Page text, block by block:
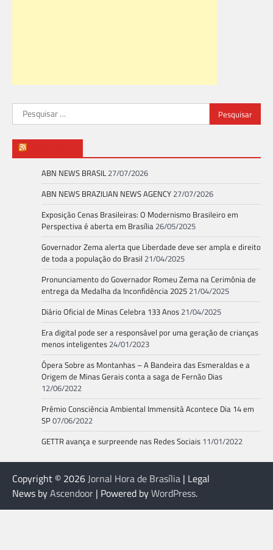
Pesquisar
por:
ABN NEWS BRASIL 27/07/2026
ABN NEWS BRAZILIAN NEWS AGENCY 27/07/2026
Exposição Cenas Brasileiras: O Modernismo Brasileiro em
Perspectiva é aberta em Brasília 26/05/2025
Governador Zema alerta que Liberdade deve ser ampla e direito
de toda a população do Brasil 21/04/2025
Pronunciamento do Governador Romeu Zema na Cerimônia de
entrega da Medalha da Inconfidência 2025 21/04/2025
Diário Oficial de Minas Celebra 133 Anos 21/04/2025
Era digital pode ser a responsável por uma geração de crianças
menos inteligentes 24/01/2023
Ópera Sobre as Montanhas – A Bandeira das Esmeraldas e a
Origem de Minas Gerais conta a saga de Fernão Dias
12/06/2022
Prêmio Consciência Ambiental Immensità Acontece Dia 14 em
SP07/06/2022
GETTR avança e surpreende nas Redes Sociais 11/01/2022
Copyright © 2026Jornal Hora de Brasília | Legal
News byAscendoor | Powered byWordPress.